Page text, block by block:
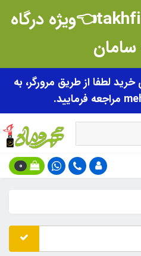
کد تخفیف takhfif0505👈ویژه درگاه
لطفا از طریق مرورگر، به
0